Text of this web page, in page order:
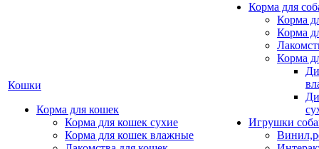
Кошки
Корма для кошек
Корма для кошек сухие
Корма для кошек влажные
Корма для
Корма
Корма
Корма
Игрушки